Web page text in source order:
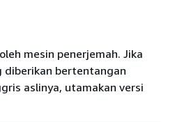
mesin penerjemah. Jika
diberikan bertentangan
aslinya, utamakan versi